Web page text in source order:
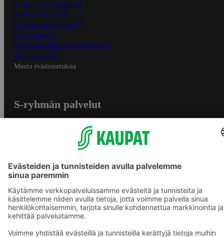
Tilaus- ja toimitusehdot
Tietosuojakäytäntö
Palvelun käyttöehdot
Saavutettavuus
Mobiilisovelluksen saavutettavuus
Mainostajalle
Muuta evästeasetuksia
S-ryhmän palvelut
S-ostoslista -sovellus
Prisma.fi
Sokos.fi
S-Pankki
Yhteishyvä
Sokos Hotels
Raflaamo